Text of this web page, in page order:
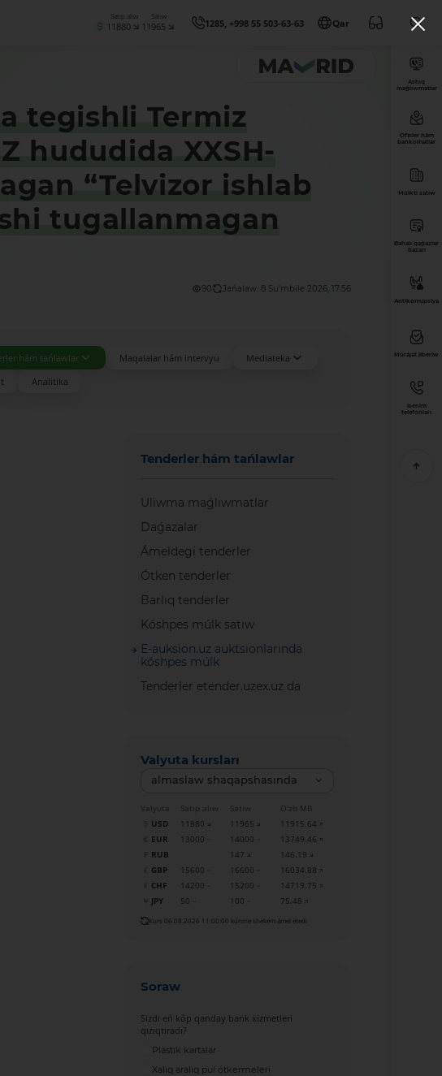
Satıp alıw
11880
Satıw
11965 1285, +998 55 503-63-63 Qar
tegishli Termiz
hududida XXSH-
“Telvizor ishlab
tugallanmagan
90 Jańalaw: 8 Su'mbile 2026, 17:56
hám tańlawlar Maqalalar hám intervyu
Mediateka
Analitika
Tenderler hám tańlawlar
Uliwma maǵlıwmatlar
Daǵazalar
Ámeldegi tenderler
Ótken tenderler
Barlıq tenderler
Kóshpes múlk satıw
E-auksion.uz auktsionlarında
kóshpes múlk
Tenderler etender.uzex.uz da
Valyuta kursları
almaslaw shaqapshasında
Valyuta Satıp alıw Satıw
O‘zb MB
USD
11880 11965
11915.64
EUR
13000 14000
13749.46
RUB
147
146.19
GBP
15600 16600
16034.88
CHF
14200 15200
14719.75
JPY
50 100 75.48
Kurs 06.08.2026 11:00:00 kúnine shekem ámel etedi
Soraw
Sizdi eń kóp qanday bank xizmetleri
qızıqtıradı?
Plastik kartalar
Xalıq aralıq pul ótkermeleri
Ashıq
maǵlıwmatlar
Ofisler hám
bankomatlar
Múlkti satıw
Bahalı qaǵazlar
bazarı
Antikorrupsiya
Múrájat jiberiw
Isenim
telefonları